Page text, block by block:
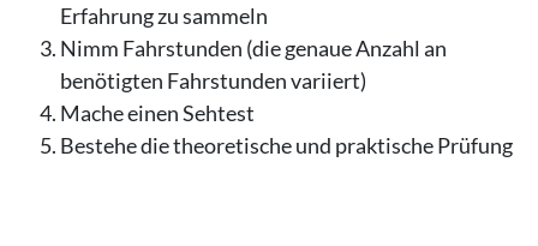
Erfahrung zu sammeln
Nimm Fahrstunden (die genaue Anzahl an
benötigten Fahrstunden variiert)
Mache einen Sehtest
Bestehe die theoretische und praktische Prüfung